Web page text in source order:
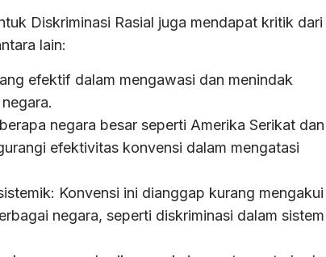
Diskriminasi Rasial juga mendapat kritik dari
lain:
efektif dalam mengawasi dan menindak
negara besar seperti Amerika Serikat dan
efektivitas konvensi dalam mengatasi
Konvensi ini dianggap kurang mengakui
negara, seperti diskriminasi dalam sistem